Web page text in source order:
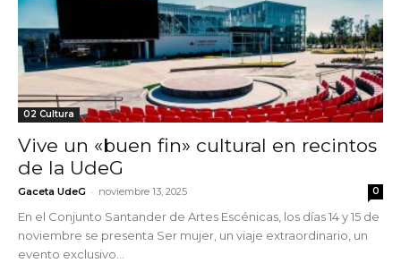
02 Cultura
Vive un «buen fin» cultural en recintos
de la UdeG
Gaceta UdeG - noviembre 13, 2025 0
En el Conjunto Santander de Artes Escénicas, los días 14 y 15 de
noviembre se presenta Ser mujer, un viaje extraordinario, un
evento exclusivo...